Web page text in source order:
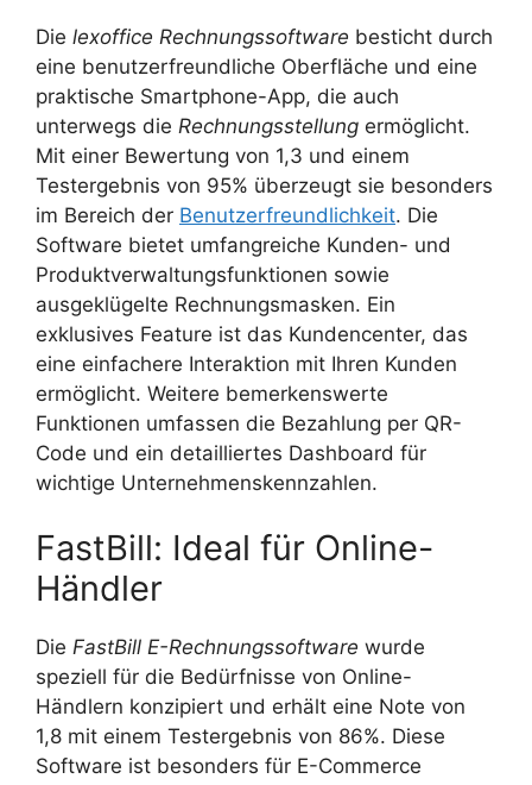
Die lexoffice Rechnungssoftware besticht durch
eine benutzerfreundliche Oberfläche und eine
praktische Smartphone-App, die auch
unterwegs die Rechnungsstellung ermöglicht.
Mit einer Bewertung von 1,3 und einem
Testergebnis von 95% überzeugt sie besonders
im Bereich der Benutzerfreundlichkeit. Die
Software bietet umfangreiche Kunden- und
Produktverwaltungsfunktionen sowie
ausgeklügelte Rechnungsmasken. Ein
exklusives Feature ist das Kundencenter, das
eine einfachere Interaktion mit Ihren Kunden
ermöglicht. Weitere bemerkenswerte
Funktionen umfassen die Bezahlung per QR-
Code und ein detailliertes Dashboard für
wichtige Unternehmenskennzahlen.
FastBill: Ideal für Online-
Händler
Die FastBill E-Rechnungssoftware wurde
speziell für die Bedürfnisse von Online-
Händlern konzipiert und erhält eine Note von
1,8 mit einem Testergebnis von 86%. Diese
Software ist besonders für E-Commerce